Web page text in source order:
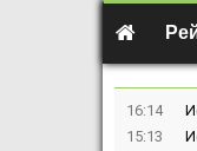
16:14
15:13